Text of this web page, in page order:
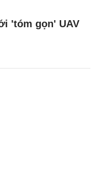
'tóm gọn' UAV